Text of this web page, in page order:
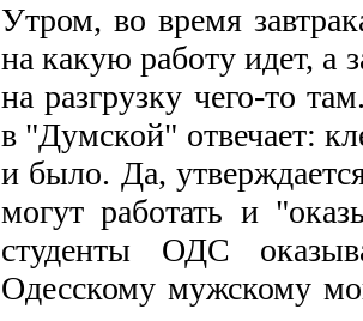
Утром, во время
на какую работу идет, а
на разгрузку чего-то
в "Думской" отвечает:
и было. Да,
могут работать и
студенты ОДС
Одесскому мужскому